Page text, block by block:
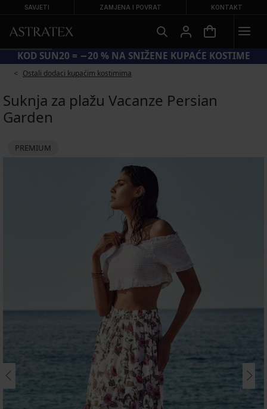
SAVJETI ZAMJENA I POVRAT KONTAKT
KOD SUN20 = −20 % NA SNIŽENE KUPAĆE KOSTIME
Ostali dodaci kupaćim kostimima
Suknja za plažu Vacanze Persian
Garden
PREMIUM